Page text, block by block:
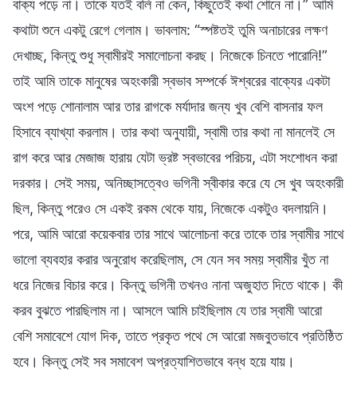
বাক্য পড়ে না। তাকে যতই বলি না কেন, কিছুতেই কথা শোনে না।” আমি
কথাটা শুনে একটু রেগে গেলাম। ভাবলাম: “স্পষ্টতই তুমি অনাচারের লক্ষণ
দেখাচ্ছ, কিন্তু শুধু স্বামীরই সমালোচনা করছ। নিজেকে চিনতে পারোনি!”
তাই আমি তাকে মানুষের অহংকারী স্বভাব সম্পর্কে ঈশ্বরের বাক্যের একটা
অংশ পড়ে শোনালাম আর তার রাগকে মর্যাদার জন্য খুব বেশি বাসনার ফল
হিসাবে ব্যাখ্যা করলাম। তার কথা অনুযায়ী, স্বামী তার কথা না মানলেই সে
রাগ করে আর মেজাজ হারায় যেটা ভ্রষ্ট স্বভাবের পরিচয়, এটা সংশোধন করা
দরকার। সেই সময়, অনিচ্ছাসত্বেও ভগিনী স্বীকার করে যে সে খুব অহংকারী
ছিল, কিন্তু পরেও সে একই রকম থেকে যায়, নিজেকে একটুও বদলায়নি।
পরে, আমি আরো কয়েকবার তার সাথে আলোচনা করে তাকে তার স্বামীর সাথে
ভালো ব্যবহার করার অনুরোধ করেছিলাম, সে যেন সব সময় স্বামীর খুঁত না
ধরে নিজের বিচার করে। কিন্তু ভগিনী তখনও নানা অজুহাত দিতে থাকে। কী
করব বুঝতে পারছিলাম না। আসলে আমি চাইছিলাম যে তার স্বামী আরো
বেশি সমাবেশে যোগ দিক, তাতে প্রকৃত পথে সে আরো মজবুতভাবে প্রতিষ্ঠিত
হবে। কিন্তু সেই সব সমাবেশ অপ্রত্যাশিতভাবে বন্ধ হয়ে যায়।